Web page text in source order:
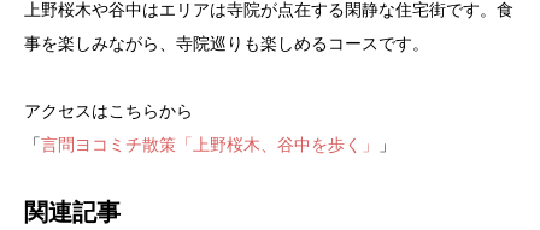
上野桜木や谷中はエリアは寺院が点在する閑静な住宅街です。食
事を楽しみながら、寺院巡りも楽しめるコースです。
アクセスはこちらから
「 言問ヨコミチ散策「上野桜木、谷中を歩く」 」
関連記事